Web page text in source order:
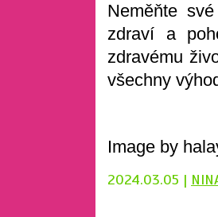
Neměňte
zdraví a
zdravému
všechny
Image by
2024.03.05 |